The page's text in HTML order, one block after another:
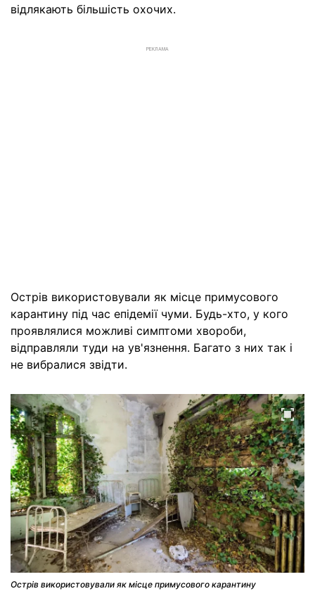
відлякають більшість охочих.
РЕКЛАМА
Острів використовували як місце примусового
карантину під час епідемії чуми. Будь-хто, у кого
проявлялися можливі симптоми хвороби,
відправляли туди на ув'язнення. Багато з них так і
не вибралися звідти.
Острів використовували як місце примусового карантину